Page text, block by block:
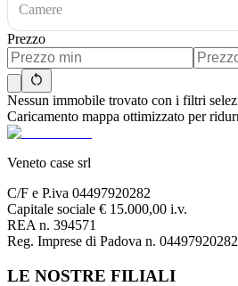
Camere
Prezzo
Nessun immobile trovato con i filtri
Caricamento mappa ottimizzato per
Veneto case srl
C/F e P.iva 04497920282
Capitale sociale € 15.000,00 i.v.
REA n. 394571
Reg. Imprese di Padova n. 04497920282
LE NOSTRE FILIALI